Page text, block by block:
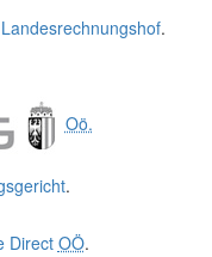
Landesrechnungshof.
Oö.
.
Direct OÖ.